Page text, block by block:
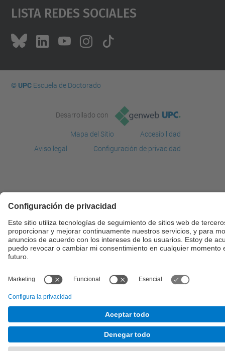
Lista Redes Sociales
© UPCEscuela de Doctorado
Desarrollado con
Mapa del Sitio
Accesibilidad
Aviso legal
Configuración de privacidad